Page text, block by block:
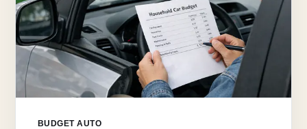
BUDGET AUTO